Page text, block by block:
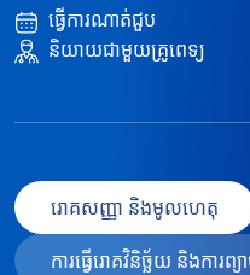
ធ្វើការណាត់ជួប
និយាយជាមួយគ្រូពេទ្យ
រោគសញ្ញា និងមូលហេតុ
ការធ្វើរោគវិនិច្ឆ័យ និងការព្